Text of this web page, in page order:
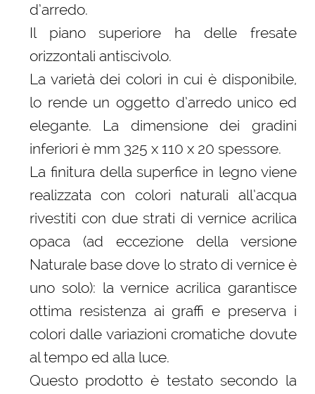
d’arredo.
Il piano superiore ha delle fresate
orizzontali antiscivolo.
La varietà dei colori in cui è disponibile,
lo rende un oggetto d’arredo unico ed
elegante. La dimensione dei gradini
inferiori è mm 325 x 110 x 20 spessore.
La finitura della superfice in legno viene
realizzata con colori naturali all’acqua
rivestiti con due strati di vernice acrilica
opaca (ad eccezione della versione
Naturale base dove lo strato di vernice è
uno solo): la vernice acrilica garantisce
ottima resistenza ai graffi e preserva i
colori dalle variazioni cromatiche dovute
al tempo ed alla luce.
Questo prodotto è testato secondo la